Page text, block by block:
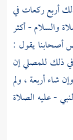
أربع ركعات في
والسلام - أكثر
أصحابنا يقول :
ذلك للمصلي إن
شاء أربعة ، ولم
- عليه الصلاة